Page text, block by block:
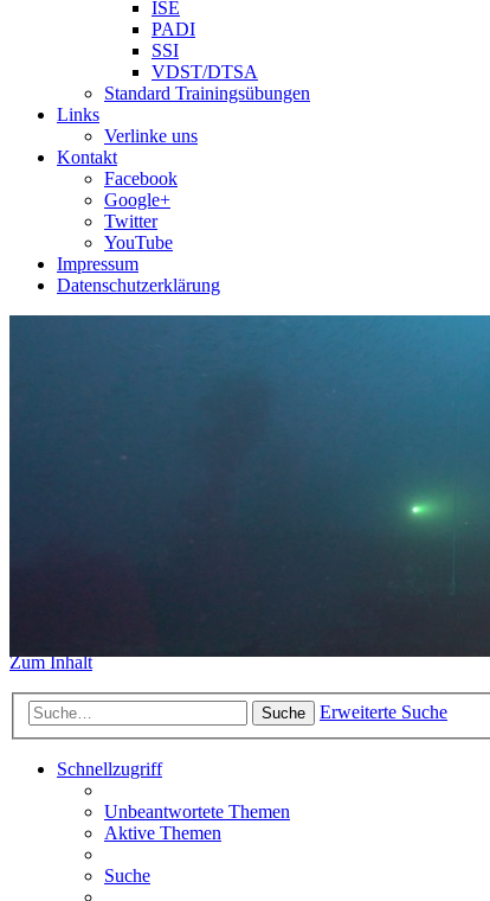
ISE
PADI
SSI
VDST/DTSA
Standard Trainingsübungen
Links
Verlinke uns
Kontakt
Facebook
Google+
Twitter
YouTube
Impressum
Datenschutzerklärung
Das Sidemount-Forum ist
https://www.sidemount-
Das alte Forum hier
Zum Inhalt
Suche Erweiterte Suche
Schnellzugriff
Unbeantwortete Themen
Aktive Themen
Suche